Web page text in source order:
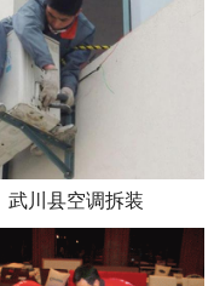
武川县空调拆装